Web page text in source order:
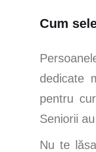
Cum
dedicate
pentru
Seniorii
Nu te